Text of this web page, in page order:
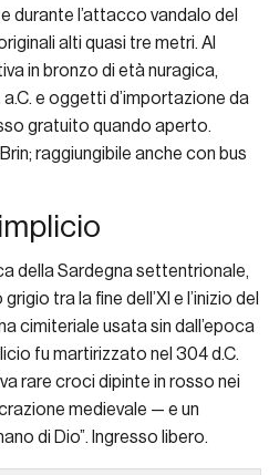
durante l’attacco vandalo del
alti quasi tre metri. Al
in bronzo di età nuragica,
e oggetti d’importazione da
gratuito quando aperto.
raggiungibile anche con bus
della Sardegna settentrionale,
tra la fine dell’XI e l’inizio del
cimiteriale usata sin dall’epoca
fu martirizzato nel 304 d.C.
rare croci dipinte in rosso nei
medievale — e un
di Dio”. Ingresso libero.